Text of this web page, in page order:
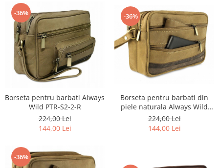
-36%
Borseta pentru barbati Always
Wild PTR-S2-2-R
224,00 Lei
144,00 Lei
-36%
Borseta pentru barbati din
piele naturala Always Wild
PTR-S3-2-R
224,00 Lei
144,00 Lei
-36%